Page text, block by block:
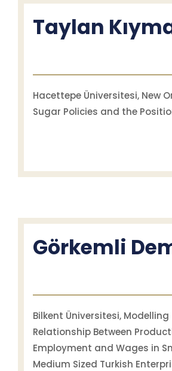
Taylan
Hacettepe Üniversitesi, New
Sugar Policies and the
Görkemli
Bilkent Üniversitesi,
Relationship Between
Employment and Wages in
Medium Sized Turkish